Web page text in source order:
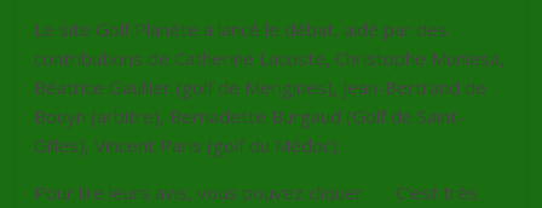
Le site Golf Planète a lancé le débat, aidé par des
contributions de Catherine Lacoste, Christophe Muniesa,
Béatrice Gaullier (golf de Merigines), Jean-Bertrand de
Bouyn (arbitre), Bernadette Burgaud (Golf de Saint-
Gilles), Vincent Paris (golf du Médoc).
Pour lire leurs avis, vous pouvez cliquer
. C’est très